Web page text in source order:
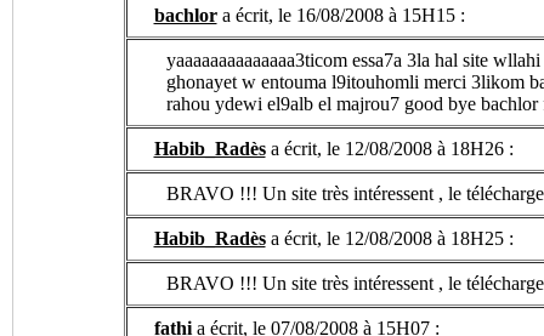
bachlora écrit, le 16/08/2008 à 15H15 :
yaaaaaaaaaaaaaa3ticom essa7a 3la hal site
ghonayet w entouma l9itouhomli merci 3likom
rahou ydewi el9alb el majrou7 good bye bachlor
Habib_Radèsa écrit, le 12/08/2008 à 18H26 :
BRAVO !!! Un site très intéressent , le
Habib_Radèsa écrit, le 12/08/2008 à 18H25 :
BRAVO !!! Un site très intéressent , le
fathia écrit, le 07/08/2008 à 15H07 :